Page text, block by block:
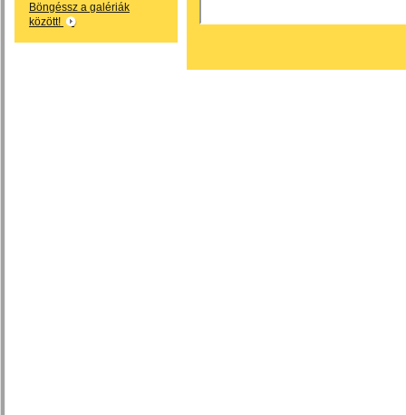
Böngéssz a galériák
között!